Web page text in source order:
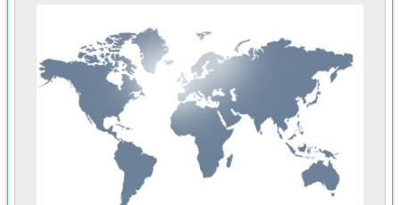
Разработка автоматизированного стенда для измерения
Применение среды LabVIEW для построения картины
Портативная система для определения показателей
Использование LabVIEW для управления источником
Устройство для снятия вольт-амперных характеристик
Передовые научные технологии: нано-, фемто-,
Автоматизированная установка по измерению временных
Автоматизированный лабораторный комплекс на базе
Визуализация моделирования и оптимизации тепловой
Виртуальный прибор для исследования функциональных
Исследование возможности создания экономичного